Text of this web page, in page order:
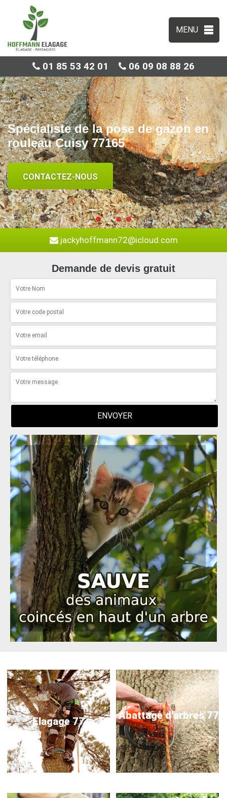
MENU
01 85 53 42 01 06 09 08 88 26
Spécialiste de la pose de gazon en
rouleau Cuisy 77165
CONTACTEZ-NOUS
jackyhoffmann72@icloud.com
Demande de devis gratuit
Elagage 77 Abattage d'arbres 77